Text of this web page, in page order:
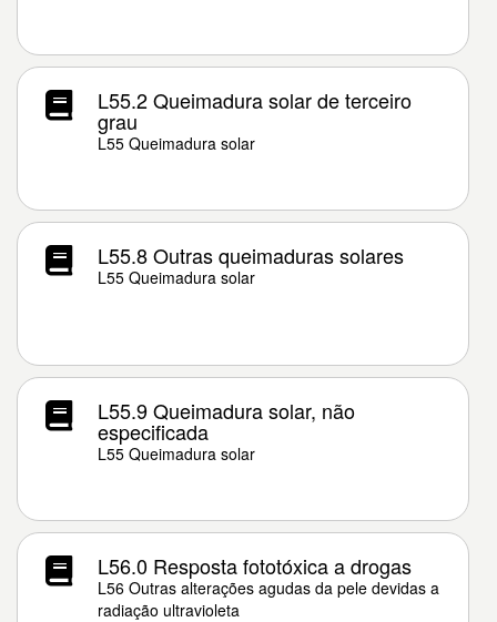
L55.2 Queimadura solar de terceiro
grau
L55 Queimadura solar
L55.8 Outras queimaduras solares
L55 Queimadura solar
L55.9 Queimadura solar, não
especificada
L55 Queimadura solar
L56.0 Resposta fototóxica a drogas
L56 Outras alterações agudas da pele devidas a
radiação ultravioleta